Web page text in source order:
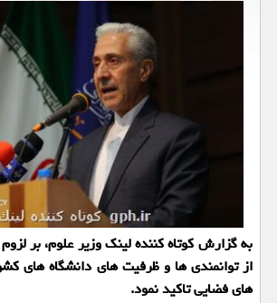
به گزارش كوتاه كننده لینك وزیر علوم، بر
از توانمندی ها و ظرفیت های دانشگاه های
های فضایی تاكید نمود.